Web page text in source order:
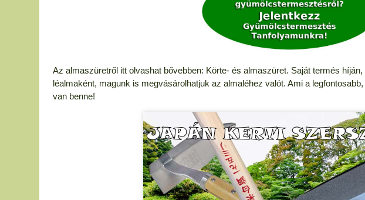
Az almaszüretről itt olvashat bővebben: Körte- és almaszüret. Saját termés
léalmaként, magunk is megvásárolhatjuk az almaléhez valót. Ami a
van benne!